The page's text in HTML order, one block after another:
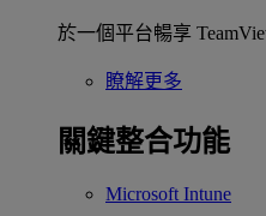
於一個平台暢享
瞭解更多
關鍵整合功能
Microsoft Intune